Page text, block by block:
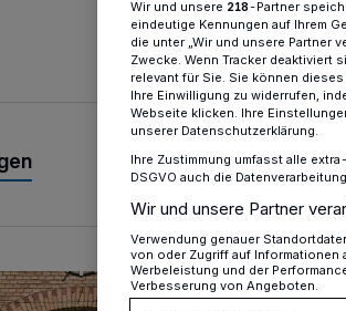
durch die Jahrzehnte
Wir und unsere 218-Partner
eindeutige Kennungen auf Ihrem
die unter „Wir und unsere Partner
Zwecke. Wenn Tracker deaktiviert
relevant für Sie. Sie können
Ihre Einwilligung zu widerrufen,
Webseite klicken. Ihre
unserer Datenschutzerklärung.
Ihre Zustimmung umfasst alle
DSGVO auch die
Wir und unsere Partner
Verwendung genauer
von oder Zugriff auf Informationen
Werbeleistung und der
Verbesserung von Angeboten.